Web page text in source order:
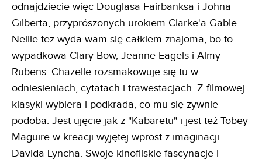
odnajdziecie więc Douglasa Fairbanksa i Johna
Gilberta, przyprószonych urokiem Clarke'a Gable.
Nellie też wyda wam się całkiem znajoma, bo to
wypadkowa Clary Bow, Jeanne Eagels i Almy
Rubens. Chazelle rozsmakowuje się tu w
odniesieniach, cytatach i trawestacjach. Z filmowej
klasyki wybiera i podkrada, co mu się żywnie
podoba. Jest ujęcie jak z "Kabaretu" i jest też Tobey
Maguire w kreacji wyjętej wprost z imaginacji
Davida Lyncha. Swoje kinofilskie fascynacje i